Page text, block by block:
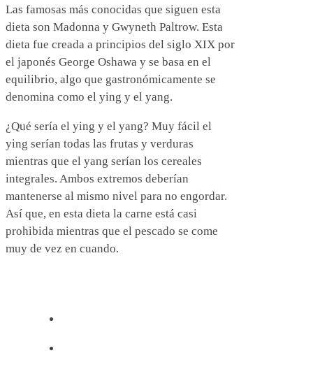
Las famosas más conocidas que siguen esta
dieta son Madonna y Gwyneth Paltrow. Esta
dieta fue creada a principios del siglo XIX por
el japonés George Oshawa y se basa en el
equilibrio, algo que gastronómicamente se
denomina como el ying y el yang.
¿Qué sería el ying y el yang? Muy fácil el
ying serían todas las frutas y verduras
mientras que el yang serían los cereales
integrales. Ambos extremos deberían
mantenerse al mismo nivel para no engordar.
Así que, en esta dieta la carne está casi
prohibida mientras que el pescado se come
muy de vez en cuando.